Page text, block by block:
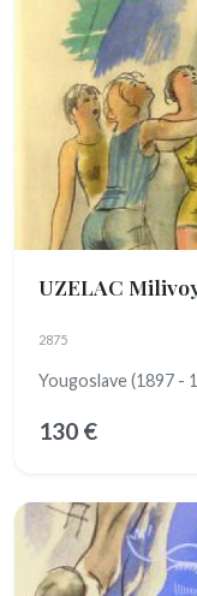
UZELAC
2875
Yougoslave (1897 -
130 €